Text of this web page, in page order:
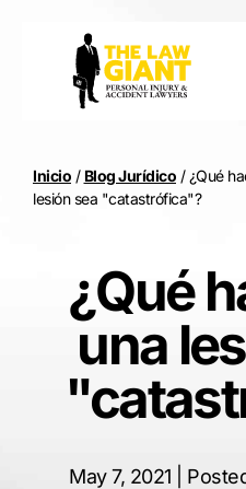
Inicio / Blog Jurídico / ¿Qué
lesión sea "catastrófica"?
¿Qué
una
May 7, 2021 |